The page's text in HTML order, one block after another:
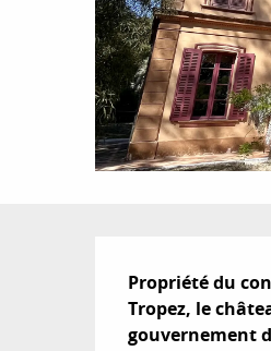
Propriété du
Tropez, le
gouvernement